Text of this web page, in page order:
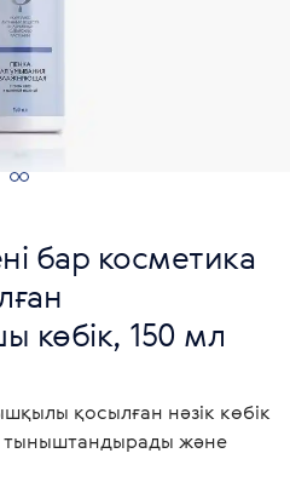
бар косметика
көбік, 150 мл
қосылған нәзік көбік
тыныштандырады және